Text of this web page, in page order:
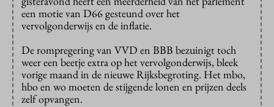
een motie van D66 gesteund over het
vervolgonderwijs en de inflatie.
De rompregering van VVD en BBB bezuinigt toch
weer een beetje extra op het vervolgonderwijs, bleek
vorige maand in de nieuwe Rijksbegroting. Het mbo,
hbo en wo moeten de stijgende lonen en prijzen deels
zelf opvangen.